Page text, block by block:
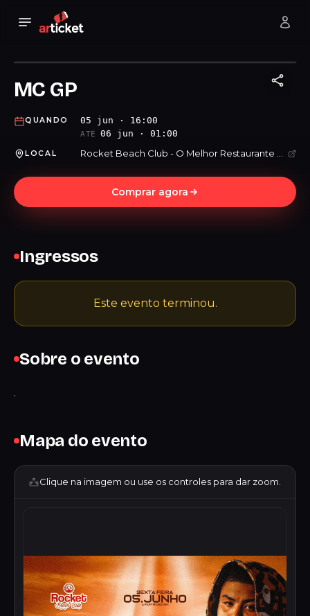
MC GP
QUANDO 05 jun · 16:00
ATÉ 06 jun · 01:00
LOCAL
Comprar agora
Sobre o evento
.
Mapa do evento
Clique na imagem ou use os controles para dar zoom.
Ingressos
Este evento terminou.